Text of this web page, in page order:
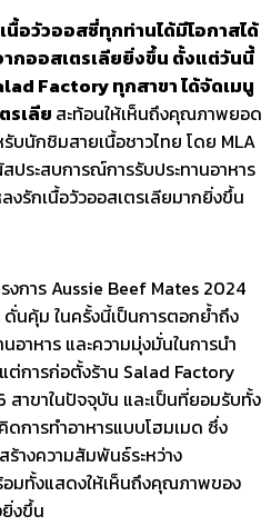
อวัวออสซี่ทุกท่านได้มีโอกาสได้
กออสเตรเลียยิ่งขึ้น ตั้งแต่วันนี้
Factory ทุกสาขา ได้จัดเมนู
รเลีย สะท้อนให้เห็นถึงคุณภาพยอด
บนักชิมสายเนื้อชาวไทย โดย MLA
ระสบการณ์การรับประทานอาหาร
งรักเนื้อวัวออสเตรเลียมากยิ่งขึ้น
งการ Aussie Beef Mates 2024
นคุ้ม ในครั้งนี้เป็นการตอกย้ำถึง
อาหาร และความมุ่งมั่นในการนำ
การก่อตั้งร้าน Salad Factory
สาขาในปัจจุบัน และเป็นที่ยอมรับทั้ง
การทำอาหารแบบโฮมเมด ซึ่ง
างความสัมพันธ์ระหว่าง
อมทั้งแสดงให้เห็นถึงคุณภาพของ
ยิ่งขึ้น